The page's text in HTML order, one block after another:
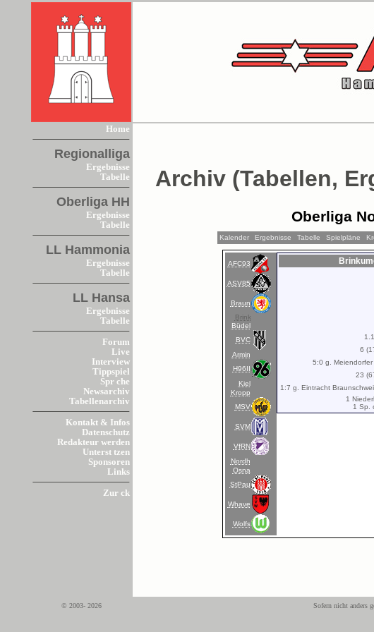
Home
Regionalliga
Ergebnisse
Tabelle
Oberliga HH
Ergebnisse
Tabelle
LL Hammonia
Ergebnisse
Tabelle
LL Hansa
Ergebnisse
Tabelle
Forum
Live
Interview
Tippspiel
Spr che
Newsarchiv
Tabellenarchiv
Kontakt & Infos
Datenschutz
Redakteur werden
Unterst tzen
Sponsoren
Links
Zur ck
Archiv (Tabellen,
Oberliga
Kalender Ergebnisse Tabelle Spielpläne
AFC93
ASV85
Braun
Brink
Büdel
BVC
Armin
H96II
Kiel
Kropp
MSV
SVM
VfRN
Nordh
Osna
StPau
Whave
Wolfs
6
5:0 g. Meiendorfer
23
1:7 g. Eintracht
1
1 Sp.
© 2003- 2026 Sofern nicht anders